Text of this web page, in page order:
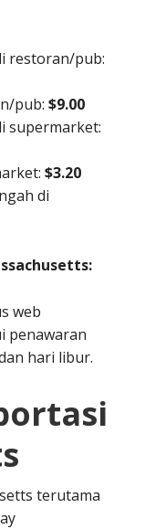
restoran/pub:
pub: $9.00
supermarket:
$3.20
di
web
penawaran
hari libur.
terutama